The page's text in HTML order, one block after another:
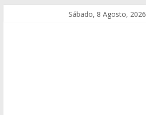
Sábado, 8 Agosto, 2026